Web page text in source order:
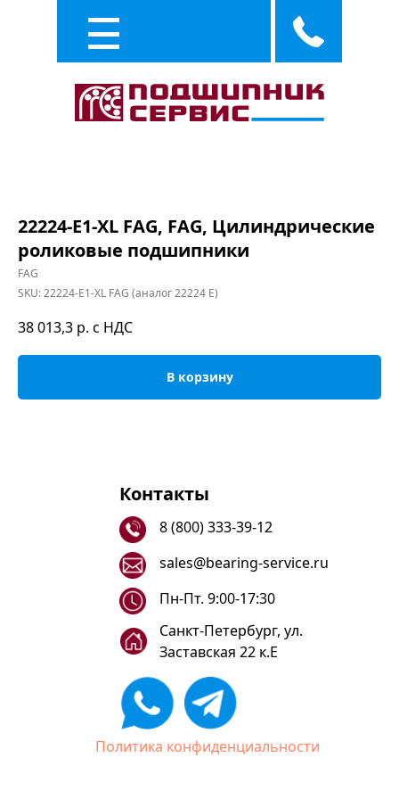
22224-E1-XL FAG, FAG, Цилиндрические
роликовые подшипники
FAG
SKU:22224-E1-XL FAG (аналог 22224 E)
38 013,3 р. с НДС
В корзину
Контакты
8 (800) 333-39-12
sales@bearing-service.ru
Санкт-Петербург, ул.
Заставская 22 к.Е
Пн-Пт. 9:00-17:30
Политика конфиденциальности